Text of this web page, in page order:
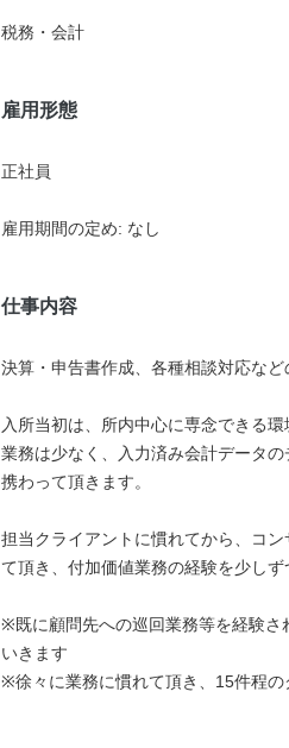
税務・会計
雇用形態
正社員
雇用期間の定め: なし
仕事内容
決算・申告書作成、各種相談対応など
入所当初は、所内中心に専念できる
業務は少なく、入力済み会計データ
携わって頂きます。
担当クライアントに慣れてから、コ
て頂き、付加価値業務の経験を少しず
※既に顧問先への巡回業務等を経験さ
いきます
※徐々に業務に慣れて頂き、15件程